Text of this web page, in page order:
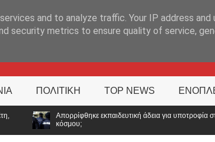
ΠΟΛΙΤΙΚΗ TOP NEWS
άδεια για υποτροφία στο Tufts: Ποιο μήνυμα στέλνει
and to analyze traffic. Your IP address and
security metrics to ensure quality of service,